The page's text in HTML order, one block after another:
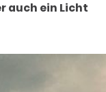
auch ein Licht